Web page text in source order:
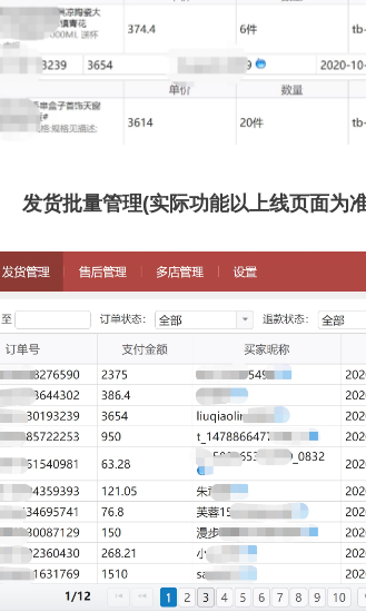
发货批量管理(实际功能以上线页面为